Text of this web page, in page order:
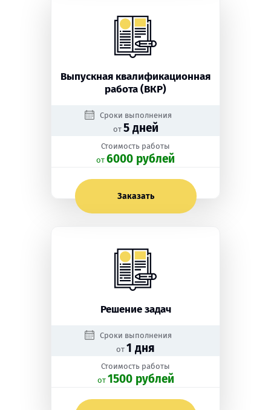
Выпускная квалификационная
работа (ВКР)
Сроки выполнения
от 5 дней
Стоимость работы
oт 6000 рублей
Заказать
Решение задач
Сроки выполнения
от 1 дня
Стоимость работы
oт 1500 рублей